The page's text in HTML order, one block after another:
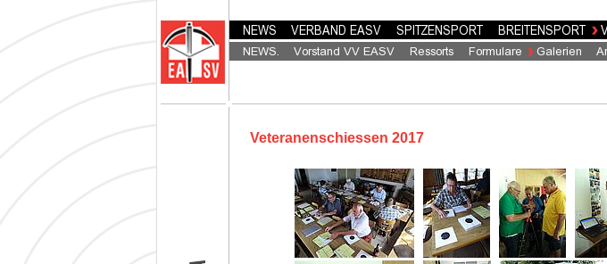
Veteranenschiessen 2017